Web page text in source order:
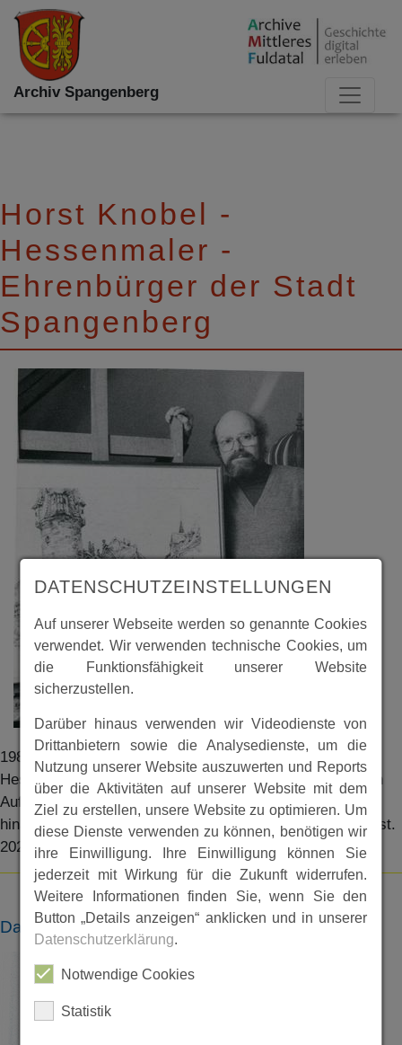
Archiv Spangenberg
Horst Knobel -
Hessenmaler -
Ehrenbürger der Stadt
Spangenberg
1989 veröffentlichte Wolfgang Tilcher im Organ des
Hessischen Heimatbundes eV. “Hessische Heimat” einen
Aufsatz über den weit über die Grenzen Spangenbergs
hinaus bekannten Künstlers Horst Knobel (geb. 1924 verst.
2023).
Dateien
DATENSCHUTZEINSTELLUNGEN
Auf unserer Webseite werden so genannte Cookies
verwendet. Wir verwenden technische Cookies, um
die Funktionsfähigkeit unserer Website
sicherzustellen.
Darüber hinaus verwenden wir Videodienste von
Drittanbietern sowie die Analysedienste, um die
Nutzung unserer Website auszuwerten und Reports
über die Aktivitäten auf unserer Website mit dem
Ziel zu erstellen, unsere Website zu optimieren. Um
diese Dienste verwenden zu können, benötigen wir
ihre Einwilligung. Ihre Einwilligung können Sie
jederzeit mit Wirkung für die Zukunft widerrufen.
Weitere Informationen finden Sie, wenn Sie den
Button „Details anzeigen“ anklicken und in unserer
Datenschutzerklärung.
Notwendige Cookies
Statistik